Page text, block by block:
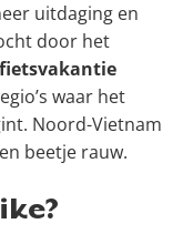
uitdaging en
door het
fietsvakantie
waar het
Noord-Vietnam
beetje rauw.